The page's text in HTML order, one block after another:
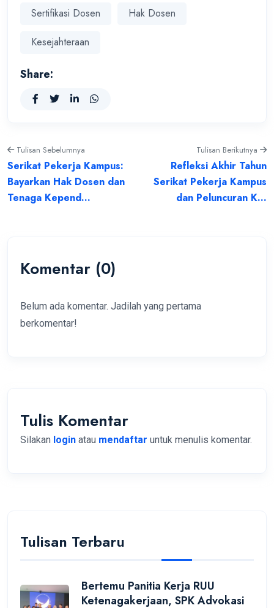
Sertifikasi Dosen Hak Dosen
Kesejahteraan
Share:
Tulisan Sebelumnya
Serikat Pekerja Kampus:
Bayarkan Hak Dosen dan
Tenaga Kepend...
Tulisan Berikutnya
Refleksi Akhir Tahun
Serikat Pekerja Kampus
dan Peluncuran K...
Komentar (0)
Belum ada komentar. Jadilah yang pertama
berkomentar!
Tulis Komentar
Silakan login atau mendaftar untuk menulis komentar.
Tulisan Terbaru
Bertemu Panitia Kerja RUU
Ketenagakerjaan, SPK Advokasi